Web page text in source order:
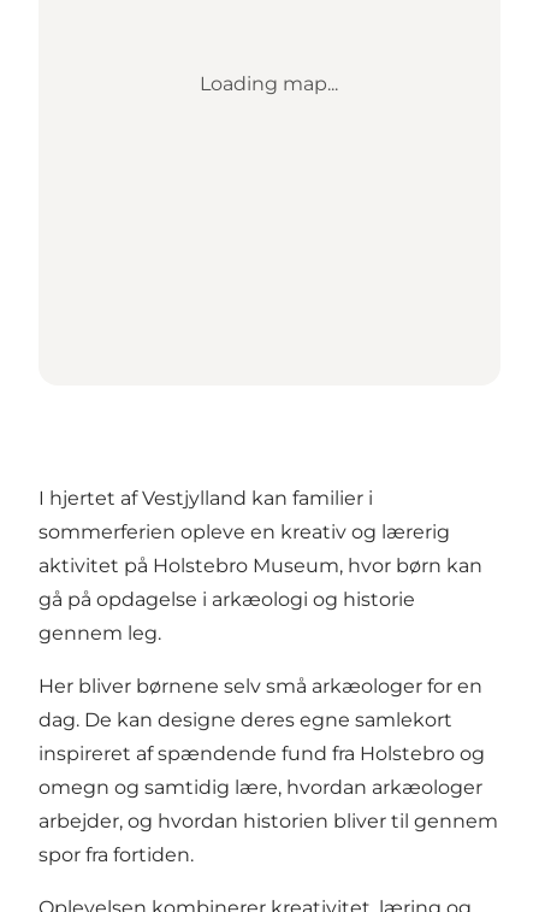
Loading map...
I hjertet af Vestjylland kan familier i
sommerferien opleve en kreativ og lærerig
aktivitet på Holstebro Museum, hvor børn kan
gå på opdagelse i arkæologi og historie
gennem leg.
Her bliver børnene selv små arkæologer for en
dag. De kan designe deres egne samlekort
inspireret af spændende fund fra Holstebro og
omegn og samtidig lære, hvordan arkæologer
arbejder, og hvordan historien bliver til gennem
spor fra fortiden.